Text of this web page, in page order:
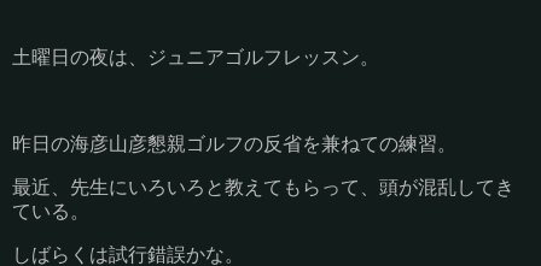
土曜日の夜は、ジュニアゴルフレッスン。
昨日の海彦山彦懇親ゴルフの反省を兼ねての練習。
最近、先生にいろいろと教えてもらって、頭が混乱してき
ている。
しばらくは試行錯誤かな。